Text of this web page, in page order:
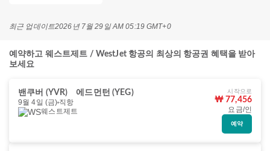
최근 업데이트2026년 7월 29일 AM 05:19 GMT+0
예약하고 웨스트제트 / WestJet 항공의 최상의 항공권 혜택을 받아
보세요
밴쿠버 (YVR)
에드먼턴 (YEG)
9월 4일 (금) 직항
웨스트제트
시작으로
₩ 77,456
요금/인
예약